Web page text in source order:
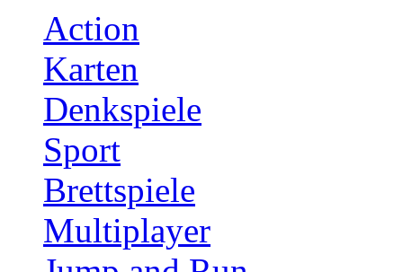
Action
Karten
Denkspiele
Sport
Brettspiele
Multiplayer